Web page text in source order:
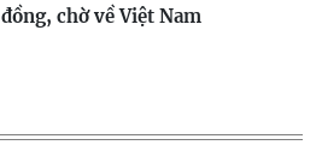
đồng, chờ về Việt Nam